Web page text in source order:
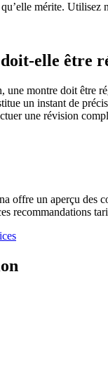
mérite. Utilisez
elle être
une montre doit être
un instant de
une révision
offre un aperçu des
recommandations